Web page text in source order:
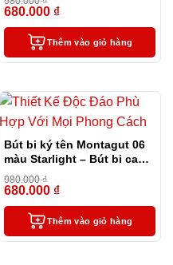
680.000 ₫
Thêm vào giỏ hàng
Bút bi ký tên Montagut 06
màu Starlight – Bút bi cao
cấp làm quà tặng sếp
980.000₫
680.000 ₫
Thêm vào giỏ hàng